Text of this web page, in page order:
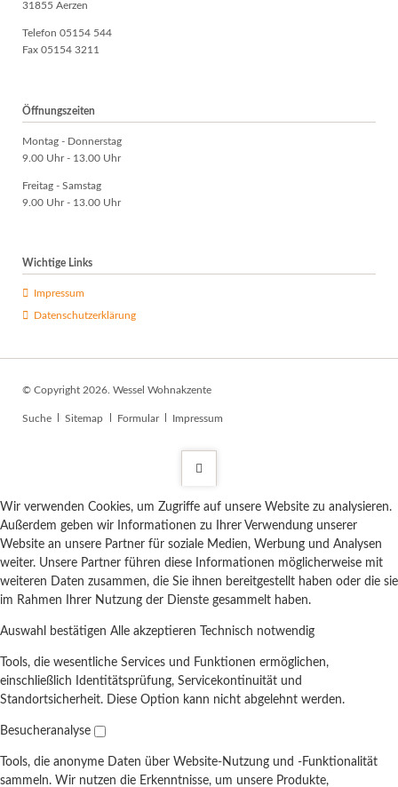
31855 Aerzen
Telefon 05154 544
Fax 05154 3211
Öffnungszeiten
Montag - Donnerstag
9.00 Uhr - 13.00 Uhr
Freitag - Samstag
9.00 Uhr - 13.00 Uhr
Wichtige Links
Impressum
Datenschutzerklärung
© Copyright 2026. Wessel Wohnakzente
Navigation
Suche Sitemap Formular Impressum
Wir verwenden Cookies, um Zugriffe auf unsere Website zu analysieren.
Außerdem geben wir Informationen zu Ihrer Verwendung unserer
Website an unsere Partner für soziale Medien, Werbung und Analysen
weiter. Unsere Partner führen diese Informationen möglicherweise mit
weiteren Daten zusammen, die Sie ihnen bereitgestellt haben oder die sie
im Rahmen Ihrer Nutzung der Dienste gesammelt haben.
Auswahl bestätigen Alle akzeptieren Technisch notwendig
Tools, die wesentliche Services und Funktionen ermöglichen,
einschließlich Identitätsprüfung, Servicekontinuität und
Standortsicherheit. Diese Option kann nicht abgelehnt werden.
Besucheranalyse
Tools, die anonyme Daten über Website-Nutzung und -Funktionalität
sammeln. Wir nutzen die Erkenntnisse, um unsere Produkte,